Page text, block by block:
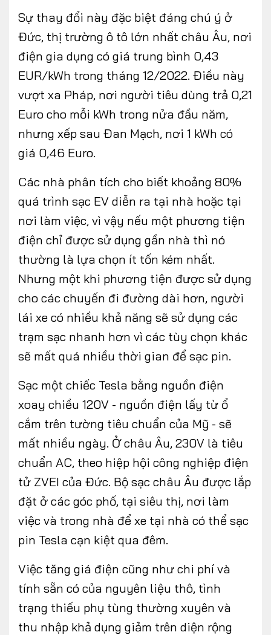
Sự thay đổi này đặc biệt đáng chú ý ở
Đức, thị trường ô tô lớn nhất châu Âu, nơi
điện gia dụng có giá trung bình 0,43
EUR/kWh trong tháng 12/2022. Điều này
vượt xa Pháp, nơi người tiêu dùng trả 0,21
Euro cho mỗi kWh trong nửa đầu năm,
nhưng xếp sau Đan Mạch, nơi 1 kWh có
giá 0,46 Euro.
Các nhà phân tích cho biết khoảng 80%
quá trình sạc EV diễn ra tại nhà hoặc tại
nơi làm việc, vì vậy nếu một phương tiện
điện chỉ được sử dụng gần nhà thì nó
thường là lựa chọn ít tốn kém nhất.
Nhưng một khi phương tiện được sử dụng
cho các chuyến đi đường dài hơn, người
lái xe có nhiều khả năng sẽ sử dụng các
trạm sạc nhanh hơn vì các tùy chọn khác
sẽ mất quá nhiều thời gian để sạc pin.
Sạc một chiếc Tesla bằng nguồn điện
xoay chiều 120V - nguồn điện lấy từ ổ
cắm trên tường tiêu chuẩn của Mỹ - sẽ
mất nhiều ngày. Ở châu Âu, 230V là tiêu
chuẩn AC, theo hiệp hội công nghiệp điện
tử ZVEI của Đức. Bộ sạc châu Âu được lắp
đặt ở các góc phố, tại siêu thị, nơi làm
việc và trong nhà để xe tại nhà có thể sạc
pin Tesla cạn kiệt qua đêm.
Việc tăng giá điện cũng như chi phí và
tính sẵn có của nguyên liệu thô, tình
trạng thiếu phụ tùng thường xuyên và
thu nhập khả dụng giảm trên diện rộng